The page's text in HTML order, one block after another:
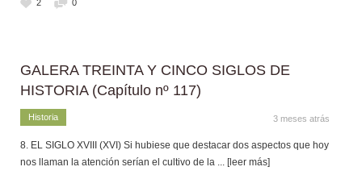
2 0
GALERA TREINTA Y CINCO SIGLOS DE
HISTORIA (Capítulo nº 117)
Historia 3 meses atrás
8. EL SIGLO XVIII (XVI) Si hubiese que destacar dos aspectos que hoy
nos llaman la atención serían el cultivo de la
... [leer más]